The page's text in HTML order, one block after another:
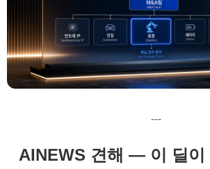
---
AINEWS 견해 — 이 딜이